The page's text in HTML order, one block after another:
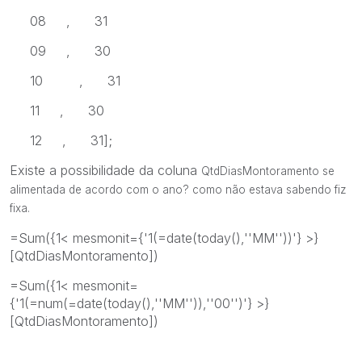
08 , 31
09 , 30
10 , 31
11 , 30
12 , 31];
Existe a possibilidade da coluna QtdDiasMontoramento se
alimentada de acordo com o ano? como não estava sabendo fiz
fixa.
=Sum({1< mesmonit={'1(=date(today(),''MM''))'} >}
[QtdDiasMontoramento])
=Sum({1< mesmonit=
{'1(=num(=date(today(),''MM'')),''00'')'} >}
[QtdDiasMontoramento])